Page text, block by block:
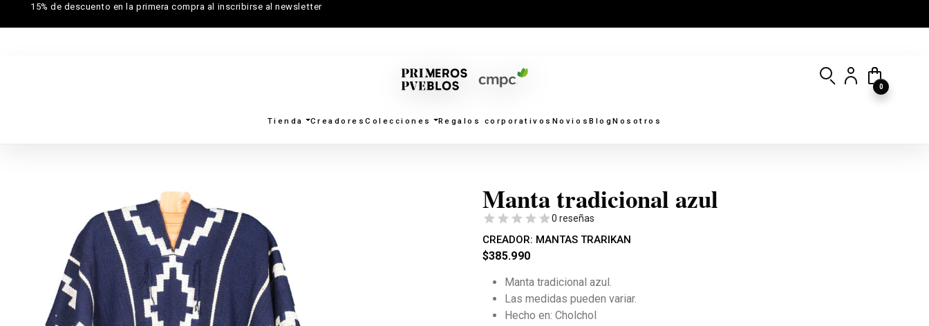
15% de descuento en la primera compra al inscribirse al newsletter
Tienda CreadoresColecciones Regalos corporativos NoviosBlogNosotros
0
Manta tradicional azul
0 reseñas
CREADOR: MANTAS TRARIKAN
$385.990
Manta tradicional azul.
Las medidas pueden variar.
Hecho en: Cholchol